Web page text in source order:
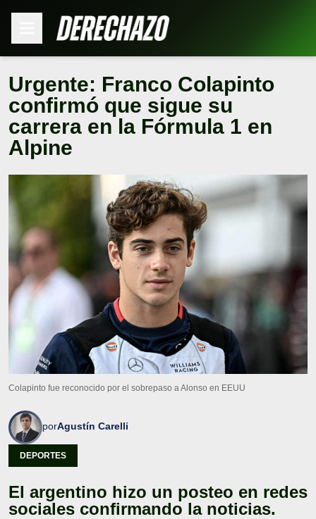
Urgente: Franco Colapinto
confirmó que sigue su
carrera en la Fórmula 1 en
Alpine
Colapinto fue reconocido por el sobrepaso a Alonso en EEUU
porAgustín Carelli
DEPORTES
El argentino hizo un posteo en redes
sociales confirmando la noticias.